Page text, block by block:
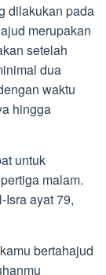
dilakukan pada
merupakan
setelah
dua
waktu
hingga
untuk
malam.
Isra ayat 79,
bertahajud